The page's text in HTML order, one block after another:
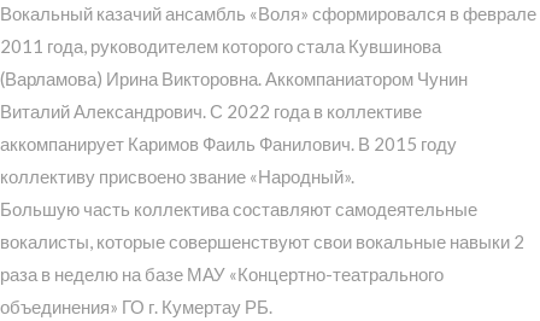
Вокальный казачий ансамбль «Воля» сформировался в феврале
2011 года, руководителем которого стала Кувшинова
(Варламова) Ирина Викторовна. Аккомпаниатором Чунин
Виталий Александрович. С 2022 года в коллективе
аккомпанирует Каримов Фаиль Фанилович. В 2015 году
коллективу присвоено звание «Народный».
Большую часть коллектива составляют самодеятельные
вокалисты, которые совершенствуют свои вокальные навыки 2
раза в неделю на базе МАУ «Концертно-театрального
объединения» ГО г. Кумертау РБ.